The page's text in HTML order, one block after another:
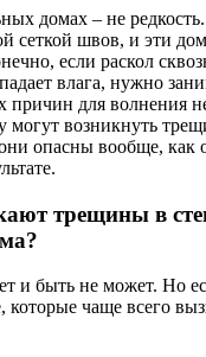
домах – не
сеткой швов, и эти
если раскол
влага, нужно
причин для волнения
могут возникнуть
опасны вообще, как
трещины в
и быть не может. Но
которые чаще всего